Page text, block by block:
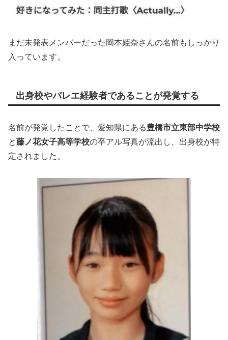
まだ未発表メンバーだった岡本姫奈さんの名前もしっかり
入っています。
出身校やバレエ経験者であることが発覚する
名前が発覚したことで、愛知県にある豊橋市立東部中学校
と藤ノ花女子高等学校の卒アル写真が流出し、出身校が特
定されました。